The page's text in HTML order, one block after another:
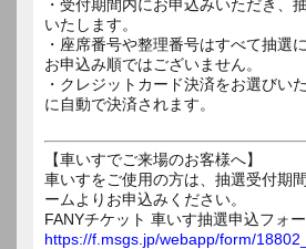
・受付期間内にお申込みいただき、
いたします。
・座席番号や整理番号はすべて抽選
お申込み順ではございません。
・クレジットカード決済をお選びい
に自動で決済されます。
【車いすでご来場のお客様へ】
車いすをご使用の方は、抽選受付期
ームよりお申込みください。
FANYチケット 車いす抽選申込フォー
https://f.msgs.jp/webapp/form/